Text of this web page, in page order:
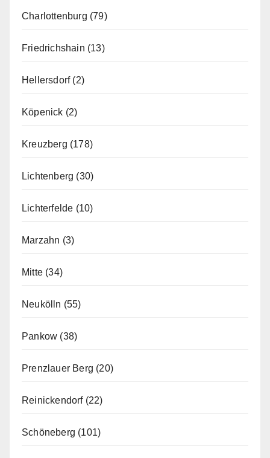
Charlottenburg (79)
Friedrichshain (13)
Hellersdorf(2)
Köpenick (2)
Kreuzberg (178)
Lichtenberg (30)
Lichterfelde (10)
Marzahn (3)
Mitte (34)
Neukölln (55)
Pankow (38)
Prenzlauer Berg (20)
Reinickendorf(22)
Schöneberg (101)